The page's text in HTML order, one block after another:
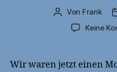
Beitragsautor
Von Frank
Keine
Wir waren jetzt einen